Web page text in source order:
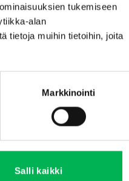
tukemiseen
alan
tietoja muihin tietoihin, joita
Markkinointi
Salli kaikki
Universal Clean 750 ml
GreenLine®
€11.90